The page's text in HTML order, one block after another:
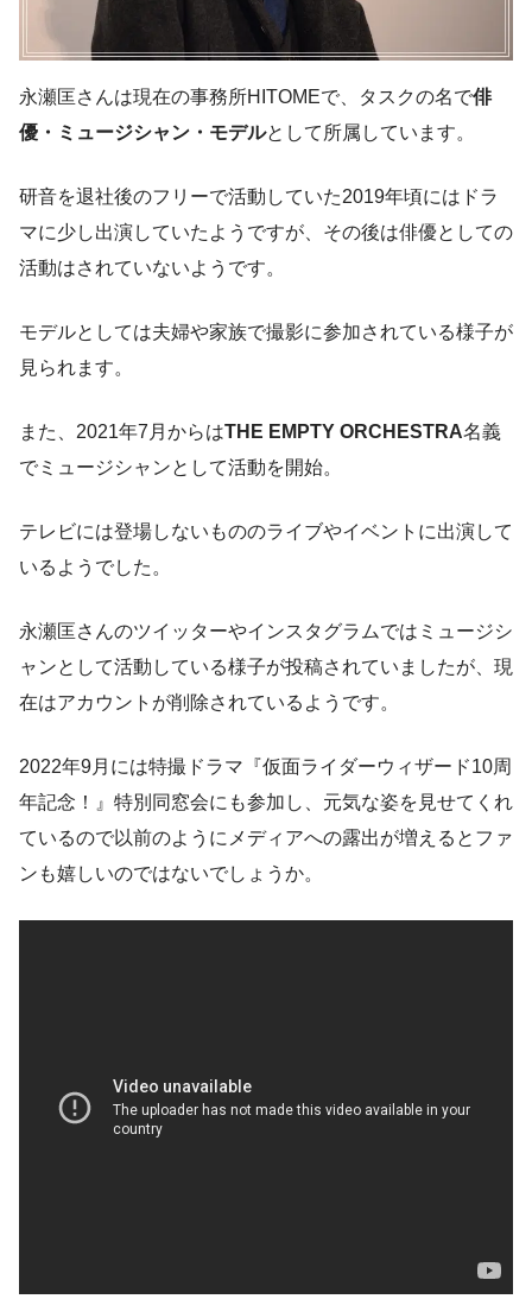
永瀬匡さんは現在の事務所HITOMEで、タスクの名で俳
優・ミュージシャン・モデルとして所属しています。
研音を退社後のフリーで活動していた2019年頃にはドラ
マに少し出演していたようですが、その後は俳優としての
活動はされていないようです。
モデルとしては夫婦や家族で撮影に参加されている様子が
見られます。
また、2021年7月からはTHE EMPTY ORCHESTRA名義
でミュージシャンとして活動を開始。
テレビには登場しないもののライブやイベントに出演して
いるようでした。
永瀬匡さんのツイッターやインスタグラムではミュージシ
ャンとして活動している様子が投稿されていましたが、現
在はアカウントが削除されているようです。
2022年9月には特撮ドラマ『仮面ライダーウィザード10周
年記念！』特別同窓会にも参加し、元気な姿を見せてくれ
ているので以前のようにメディアへの露出が増えるとファ
ンも嬉しいのではないでしょうか。